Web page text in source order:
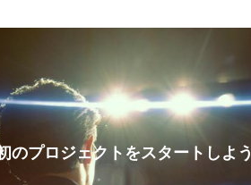
のプロジェクトをスタートしよう